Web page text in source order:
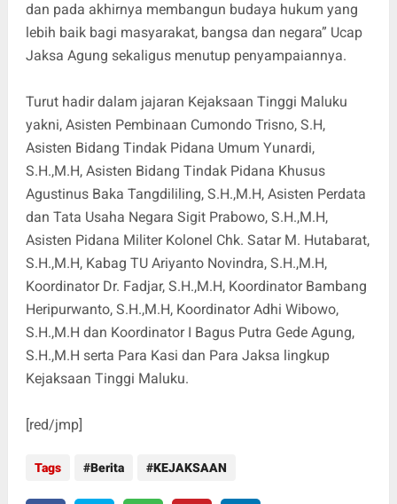
dan pada akhirnya membangun budaya hukum yang
lebih baik bagi masyarakat, bangsa dan negara” Ucap
Jaksa Agung sekaligus menutup penyampaiannya.
Turut hadir dalam jajaran Kejaksaan Tinggi Maluku
yakni, Asisten Pembinaan Cumondo Trisno, S.H,
Asisten Bidang Tindak Pidana Umum Yunardi,
S.H.,M.H, Asisten Bidang Tindak Pidana Khusus
Agustinus Baka Tangdililing, S.H.,M.H, Asisten Perdata
dan Tata Usaha Negara Sigit Prabowo, S.H.,M.H,
Asisten Pidana Militer Kolonel Chk. Satar M. Hutabarat,
S.H.,M.H, Kabag TU Ariyanto Novindra, S.H.,M.H,
Koordinator Dr. Fadjar, S.H.,M.H, Koordinator Bambang
Heripurwanto, S.H.,M.H, Koordinator Adhi Wibowo,
S.H.,M.H dan Koordinator I Bagus Putra Gede Agung,
S.H.,M.H serta Para Kasi dan Para Jaksa lingkup
Kejaksaan Tinggi Maluku.
[red/jmp]
Tags Berita KEJAKSAAN